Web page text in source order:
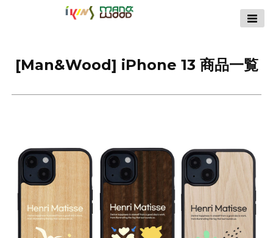
【公式サイト】
｜Man&Wood天然
[Man&Wood] iPhone 13 商品一覧